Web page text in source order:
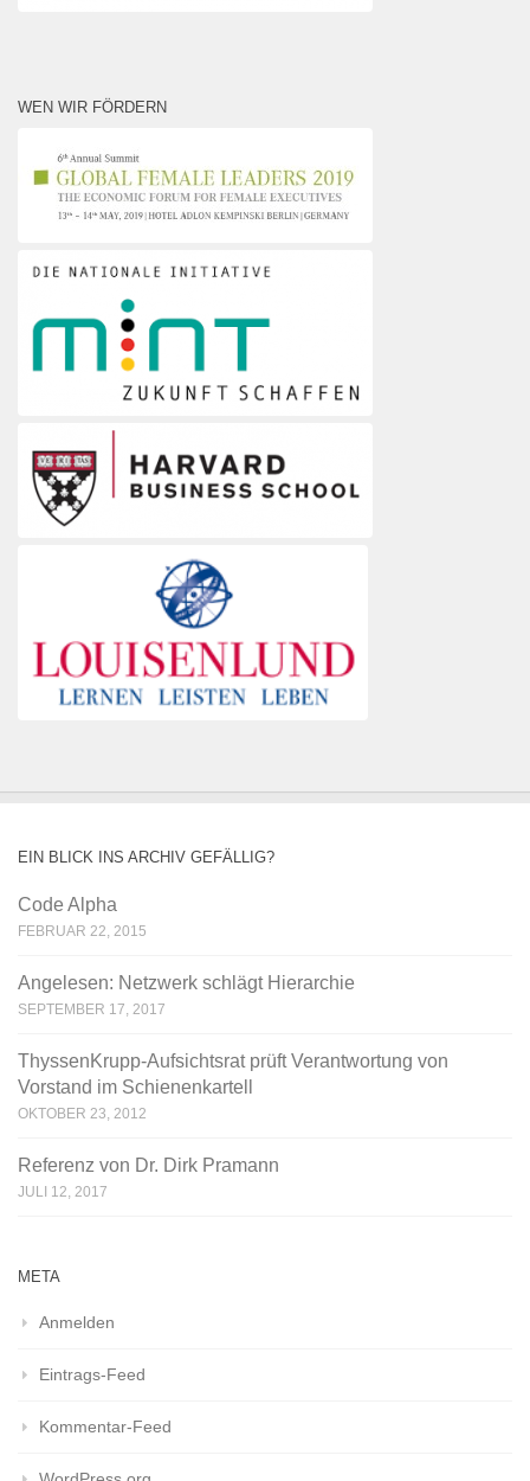
WEN WIR FÖRDERN
EIN BLICK INS ARCHIV GEFÄLLIG?
Code Alpha
FEBRUAR 22, 2015
Angelesen: Netzwerk schlägt Hierarchie
SEPTEMBER 17, 2017
ThyssenKrupp-Aufsichtsrat prüft Verantwortung von
Vorstand im Schienenkartell
OKTOBER 23, 2012
Referenz von Dr. Dirk Pramann
JULI 12, 2017
META
Anmelden
Eintrags-Feed
Kommentar-Feed